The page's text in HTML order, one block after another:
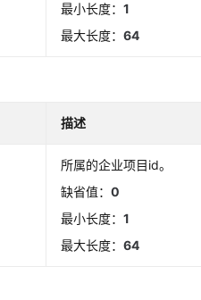
最小长度：1
最大长度：64
描述
所属的企业项目id。
缺省值：0
最小长度：1
最大长度：64